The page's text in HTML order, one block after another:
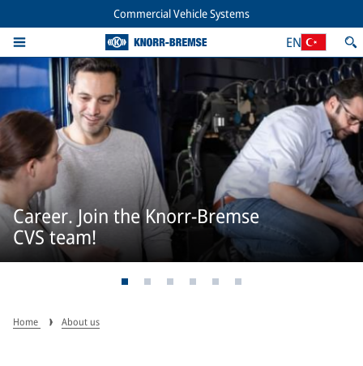
Commercial Vehicle Systems
EN
Career. Join the Knorr-Bremse
CVS team!
Home About us